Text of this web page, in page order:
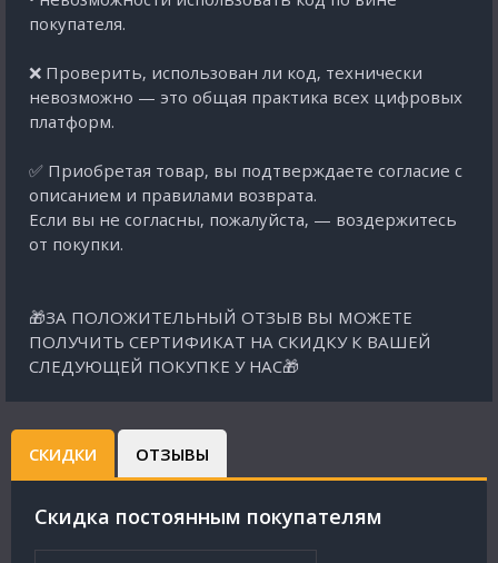
покупателя.
❌ Проверить, использован ли код, технически
невозможно — это общая практика всех цифровых
платформ.
✅ Приобретая товар, вы подтверждаете согласие с
описанием и правилами возврата.
Если вы не согласны, пожалуйста, — воздержитесь
от покупки.
🎁ЗА ПОЛОЖИТЕЛЬНЫЙ ОТЗЫВ ВЫ МОЖЕТЕ
ПОЛУЧИТЬ СЕРТИФИКАТ НА СКИДКУ К ВАШЕЙ
СЛЕДУЮЩЕЙ ПОКУПКЕ У НАС🎁
СКИДКИ ОТЗЫВЫ
Cкидка постоянным покупателям